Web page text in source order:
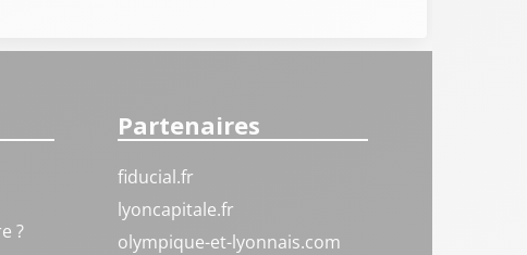
?
Partenaires
fiducial.fr
lyoncapitale.fr
olympique-et-lyonnais.com